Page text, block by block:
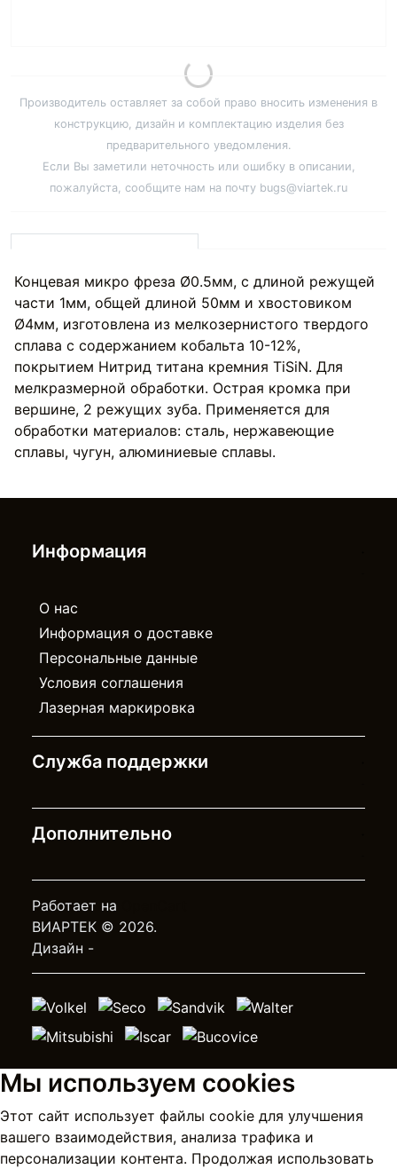
Производитель оставляет за собой право вносить изменения в
конструкцию, дизайн и комплектацию изделия без
предварительного уведомления.
Если Вы заметили неточность или ошибку в описании,
пожалуйста, сообщите нам на почту bugs@viartek.ru
Концевая микро фреза Ø0.5мм, с длиной режущей
части 1мм, общей длиной 50мм и хвостовиком
Ø4мм, изготовлена из мелкозернистого твердого
сплава с содержанием кобальта 10-12%,
покрытием Нитрид титана кремния TiSiN. Для
мелкразмерной обработки. Острая кромка при
вершине, 2 режущих зуба. Применяется для
обработки материалов: сталь, нержавеющие
сплавы, чугун, алюминиевые сплавы.
Информация
О нас
Информация о доставке
Персональные данные
Условия соглашения
Лазерная маркировка
Служба поддержки
Дополнительно
Работает на
ВИАРТЕК © 2026.
Дизайн -
Мы используем cookies
Этот сайт использует файлы cookie для улучшения
вашего взаимодействия, анализа трафика и
персонализации контента. Продолжая использовать